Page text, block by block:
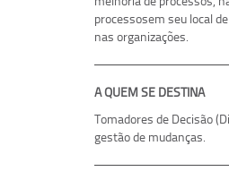
processosem seu local
nas organizações.
A QUEM SE DESTINA
Tomadores de Decisão
gestão de mudanças.